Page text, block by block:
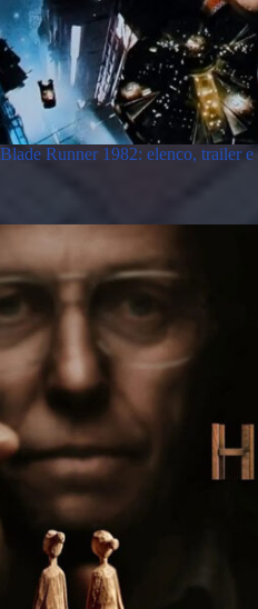
Blade Runner 1982: elenco, trailer